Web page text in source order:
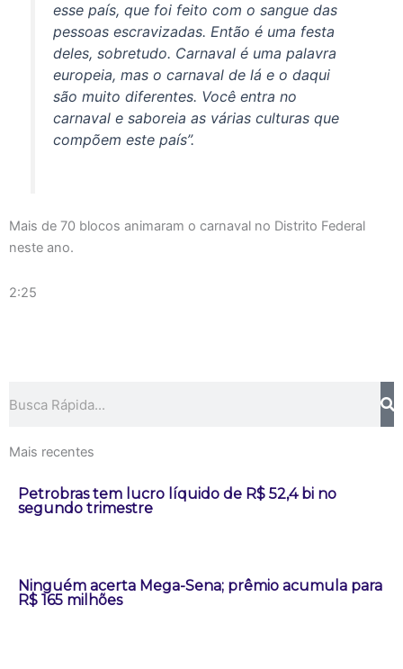
esse país, que foi feito com o sangue das
pessoas escravizadas. Então é uma festa
deles, sobretudo. Carnaval é uma palavra
europeia, mas o carnaval de lá e o daqui
são muito diferentes. Você entra no
carnaval e saboreia as várias culturas que
compõem este país”.
Mais de 70 blocos animaram o carnaval no Distrito Federal
neste ano.
2:25
Mais recentes
Petrobras tem lucro líquido de R$ 52,4 bi no
segundo trimestre
Ninguém acerta Mega-Sena; prêmio acumula para
R$ 165 milhões